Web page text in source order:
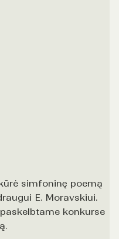
simfoninę poemą
E. Moravskiui.
konkurse